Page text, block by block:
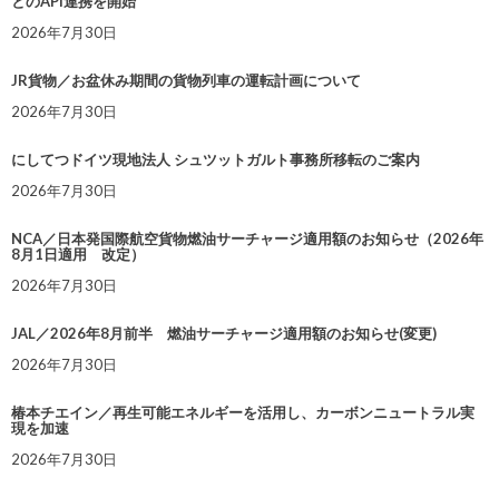
2026年7月30日
JR貨物／お盆休み期間の貨物列車の運転計画について
2026年7月30日
にしてつドイツ現地法人 シュツットガルト事務所移転のご案内
2026年7月30日
NCA／日本発国際航空貨物燃油サーチャージ適用額のお知らせ（2026年
8月1日適用 改定）
2026年7月30日
JAL／2026年8月前半 燃油サーチャージ適用額のお知らせ(変更)
2026年7月30日
椿本チエイン／再生可能エネルギーを活用し、カーボンニュートラル実
現を加速
2026年7月30日